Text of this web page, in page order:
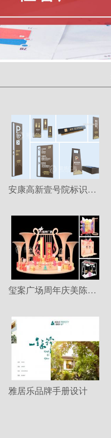
安康高新壹号院标识设计
玺案广场周年庆美陈装置
雅居乐品牌手册设计